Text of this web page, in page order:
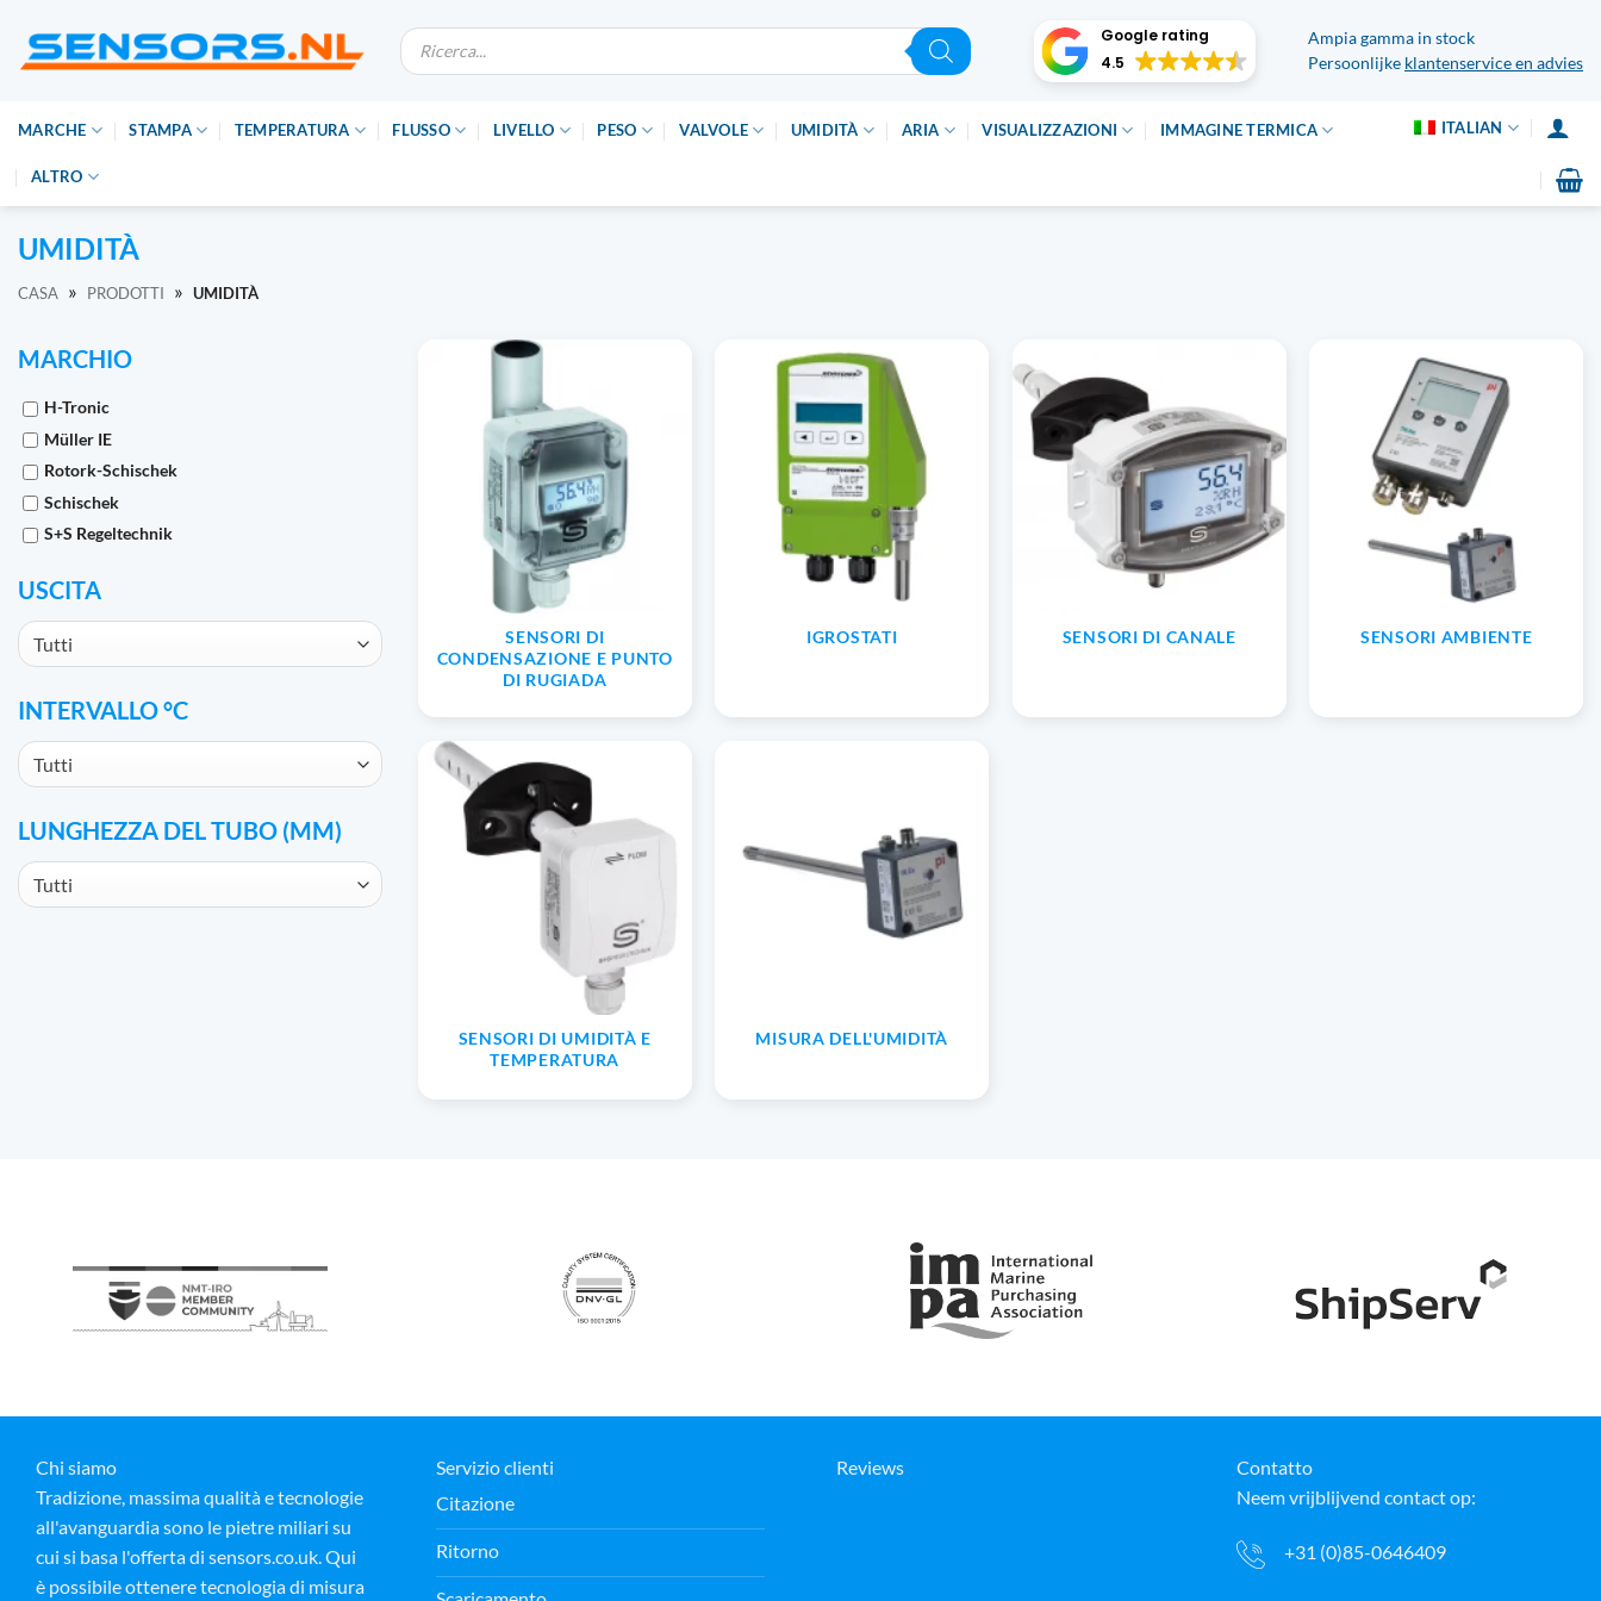
contenuto
Ricerca
prodotti
Google rating
4.5
Ampia gamma in stock
Persoonlijke klantenservice en advies
MARCHE STAMPA TEMPERATURA FLUSSO LIVELLO PESO VALVOLE UMIDITÀ ARIA VISUALIZZAZIONI IMMAGINE TERMICA
ALTRO
ITALIAN
UMIDITÀ
CASA » PRODOTTI » UMIDITÀ
MARCHIO
H-Tronic
Müller IE
Rotork-Schischek
Schischek
S+S Regeltechnik
USCITA
Tutti
INTERVALLO °C
Tutti
LUNGHEZZA DEL TUBO (MM)
Tutti
SENSORI DI
CONDENSAZIONE E PUNTO
DI RUGIADA
IGROSTATI SENSORI DI CANALE SENSORI AMBIENTE
SENSORI DI UMIDITÀ E
TEMPERATURA
MISURA DELL'UMIDITÀ
Chi siamo
Tradizione, massima qualità e tecnologie
all'avanguardia sono le pietre miliari su
cui si basa l'offerta di sensors.co.uk. Qui
è possibile ottenere tecnologia di misura
Servizio clienti
Citazione
Ritorno
Reviews
Contatto
Neem vrijblijvend contact op:
+31 (0)85-0646409